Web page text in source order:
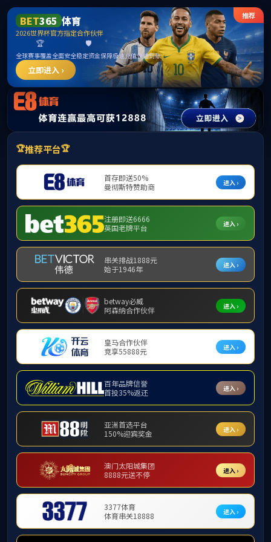
******
BETWAY·必威(西汉姆联)官方网站-West
Ham United
请输入验证码下载附件